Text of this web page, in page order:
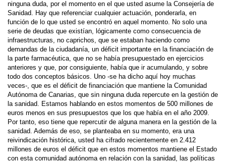
ninguna duda, por el momento en el que usted asume la Consejería de
Sanidad. Hay que referenciar cualquier actuación, ponderarla, en
función de lo que usted se encontró en aquel momento. No solo una
serie de deudas que existían, lógicamente como consecuencia de
infraestructuras, no caprichos, que se estaban haciendo como
demandas de la ciudadanía, un déficit importante en la financiación de
la parte farmacéutica, que no se había presupuestado en ejercicios
anteriores y que, por consiguiente, había que ir acumulando, y sobre
todo dos conceptos básicos. Uno -se ha dicho aquí hoy muchas
veces-, que es el déficit de financiación que mantiene la Comunidad
Autónoma de Canarias, que sin ninguna duda repercute en la gestión de
la sanidad. Estamos hablando en estos momentos de 500 millones de
euros menos en sus presupuestos que los que había en el año 2009.
Por tanto, eso tiene que repercutir de alguna manera en la gestión de la
sanidad. Además de eso, se planteaba en su momento, era una
reivindicación histórica, usted ha cifrado recientemente en 2.412
millones de euros el déficit que en estos momentos mantiene el Estado
con esta comunidad autónoma en relación con la sanidad, las políticas